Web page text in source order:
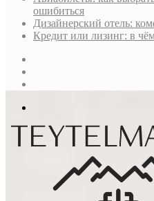
ошибиться
Дизайнерский отель:
Кредит или лизинг: в